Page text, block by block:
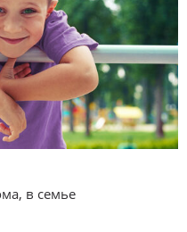
в семье